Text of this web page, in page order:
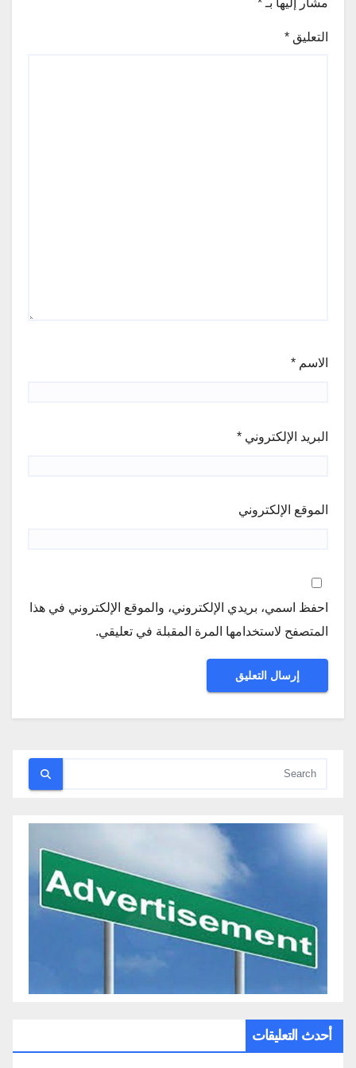
مشار إليها بـ *
التعليق *
الاسم *
البريد الإلكتروني *
الموقع الإلكتروني
احفظ اسمي، بريدي الإلكتروني، والموقع الإلكتروني في هذا
المتصفح لاستخدامها المرة المقبلة في تعليقي.
أحدث التعليقات